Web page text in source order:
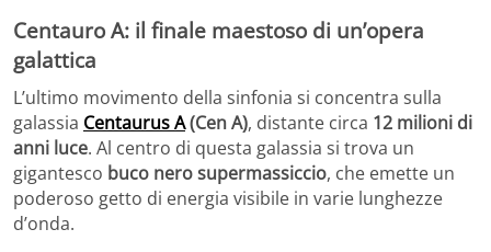
Centauro A: il finale maestoso di un’opera
galattica
L’ultimo movimento della sinfonia si concentra sulla
galassia Centaurus A(Cen A), distante circa 12 milioni di
anni luce. Al centro di questa galassia si trova un
gigantesco buco nero supermassiccio, che emette un
poderoso getto di energia visibile in varie lunghezze
d’onda.